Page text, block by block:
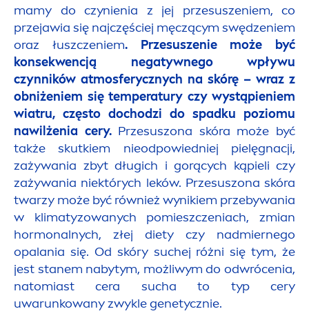
mamy do czynienia z jej przesuszeniem, co
przejawia się najczęściej męczącym swędzeniem
oraz łuszczeniem. Przesuszenie może być
konsekwencją negatywnego wpływu
czynników atmosferycznych na skórę – wraz z
obniżeniem się temperatury czy wystąpieniem
wiatru, często dochodzi do spadku poziomu
nawilżenia cery. Przesuszona skóra może być
także skutkiem nieodpowiedniej pielęgnacji,
zażywania zbyt długich i gorących kąpieli czy
zażywania niektórych leków. Przesuszona skóra
twarzy może być również wynikiem przebywania
w klimatyzowanych pomieszczeniach, zmian
hormonalnych, złej diety czy nadmiernego
opalania się. Od skóry suchej różni się tym, że
jest stanem nabytym, możliwym do odwrócenia,
natomiast cera sucha to typ cery
uwarunkowany zwykle genetycznie.